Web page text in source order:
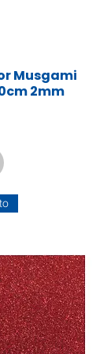
rápida
Musgami
2mm